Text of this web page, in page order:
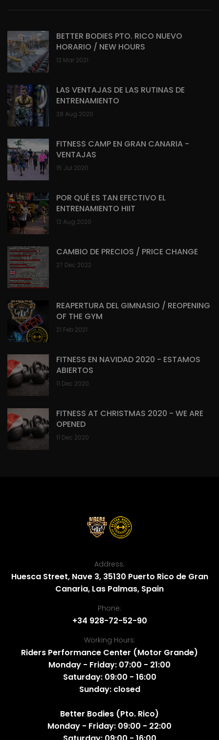
BETTER BODIES PTO. RICO NUEVO
HORARIO / NEW HOURS
12 Mar 2021
LAS VENTAJAS DE LAS RUTINAS DE
ENTRENAMIENTO
28 Aug 2020
FITNESS CAMP EN GRAN CANARIA -
VENTAJAS
15 Jul 2020
POR QUÉ ES TAN EFECTIVO EL
ENTRENAMIENTO HIIT
12 Aug 2020
CAMBIO DE PRECIOS / PRICE CHANGE
27 Dec 2022
REAPERTURA DEL GIMNASIO / REOPENING
OF THE GYM
21 Feb 2021
FITNESS EN NAVIDAD 2020 - ESTAMOS
ABIERTOS
11 Dec 2020
FITNESS AT CHRISTMAS 2020 - WE ARE
OPENED
11 Dec 2020
Address:
Huesca Street, Nave 3, 35130 Puerto Rico de Gran
Canaria, Las Palmas, Spain
Phone:
+34 928-72-52-90
Working Hours:
Riders Performance Center (Motor Grande)
Monday - Friday: 07:00 - 21:00
Saturday: 09:00 - 16:00
Sunday: closed
Better Bodies (Pto. Rico)
Monday - Friday: 09:00 - 22:00